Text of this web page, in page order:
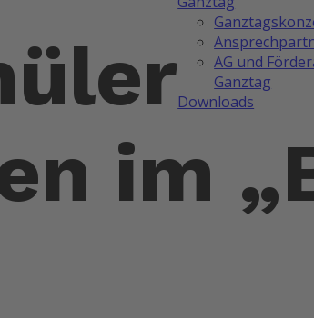
AG und
Ganztag
Downloads
im